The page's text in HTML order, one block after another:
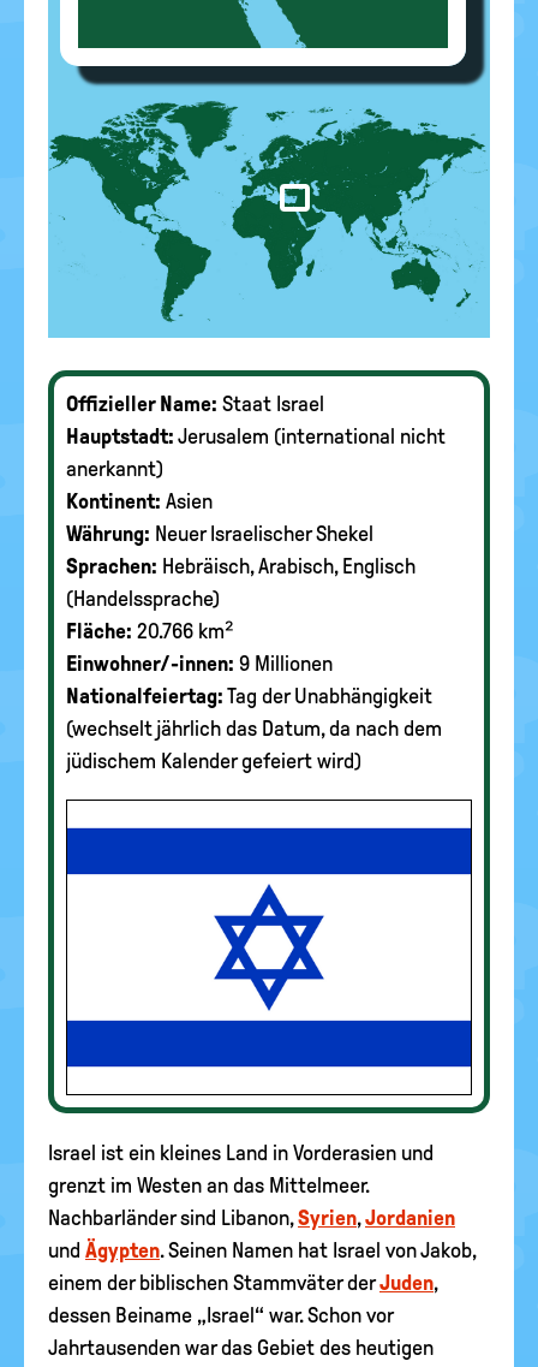
Offizieller Name: Staat Israel
Hauptstadt: Jerusalem (international nicht
anerkannt)
Kontinent: Asien
Währung: Neuer Israelischer Shekel
Sprachen: Hebräisch, Arabisch, Englisch
(Handelssprache)
Fläche: 20.766 km²
Einwohner/-innen: 9 Millionen
Nationalfeiertag: Tag der Unabhängigkeit
(wechselt jährlich das Datum, da nach dem
jüdischem Kalender gefeiert wird)
Israel ist ein kleines Land in Vorderasien und
grenzt im Westen an das Mittelmeer.
Nachbarländer sind Libanon,Syrien,Jordanien
und Ägypten. Seinen Namen hat Israel von Jakob,
einem der biblischen Stammväter derJuden,
dessen Beiname „Israel“ war. Schon vor
Jahrtausenden war das Gebiet des heutigen